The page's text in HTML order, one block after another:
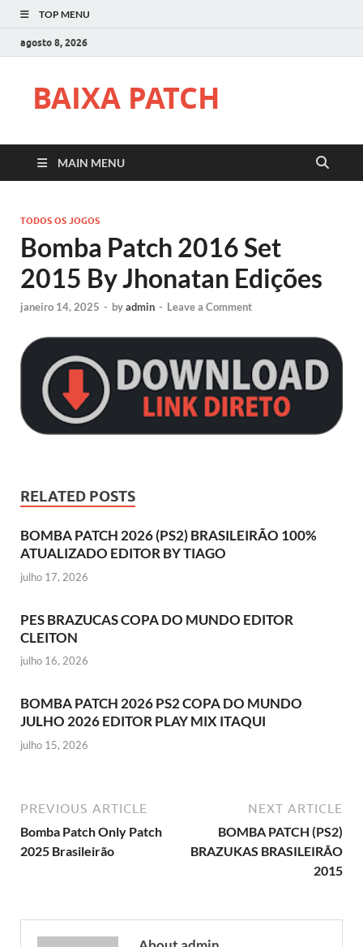
TOP MENU
agosto 8, 2026
BAIXA PATCH
MAIN MENU
TODOS OS JOGOS
Bomba Patch 2016 Set
2015 By Jhonatan Edições
janeiro 14, 2025 - byadmin - Leave a Comment
RELATED POSTS
BOMBA PATCH 2026 (PS2) BRASILEIRÃO 100%
ATUALIZADO EDITOR BY TIAGO
julho 17, 2026
PES BRAZUCAS COPA DO MUNDO EDITOR
CLEITON
julho 16, 2026
BOMBA PATCH 2026 PS2 COPA DO MUNDO
JULHO 2026 EDITOR PLAY MIX ITAQUI
julho 15, 2026
PREVIOUS ARTICLE
Bomba Patch Only Patch
2025 Brasileirão
NEXT ARTICLE
BOMBA PATCH (PS2)
BRAZUKAS BRASILEIRÃO
2015